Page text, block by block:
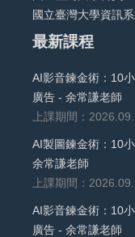
國立臺灣大學資訊
最新課程
AI影音鍊金術：10
廣告 - 余常謙老師
上課期間：
AI製圖鍊金術：10
余常謙老師
上課期間：
AI影音鍊金術：10
廣告 - 余常謙老師